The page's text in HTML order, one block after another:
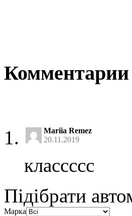
Комментарии
Mariia Remez
20.11.2019
классссс
Підібрати
Марка